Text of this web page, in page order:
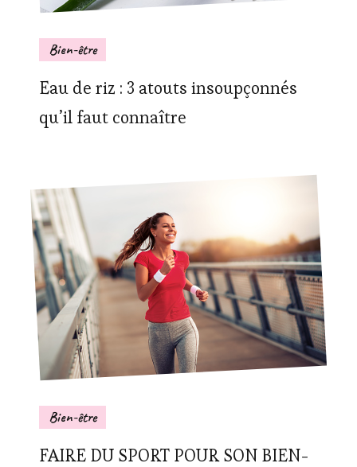
Bien-être
Eau de riz : 3 atouts insoupçonnés
qu’il faut connaître
Bien-être
FAIRE DU SPORT POUR SON BIEN-